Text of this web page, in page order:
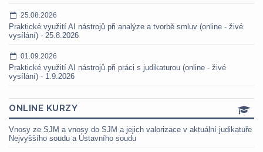
25.08.2026
Praktické využití AI nástrojů při analýze a tvorbě smluv (online - živé
vysílání) - 25.8.2026
01.09.2026
Praktické využití AI nástrojů při práci s judikaturou (online - živé
vysílání) - 1.9.2026
ONLINE KURZY
Vnosy ze SJM a vnosy do SJM a jejich valorizace v aktuální judikatuře
Nejvyššího soudu a Ústavního soudu